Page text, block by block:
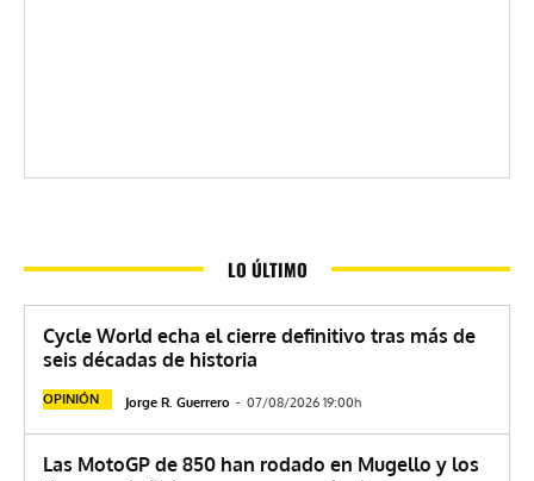
LO ÚLTIMO
Cycle World echa el cierre definitivo tras más de
seis décadas de historia
OPINIÓN Jorge R. Guerrero - 07/08/2026 19:00h
Las MotoGP de 850 han rodado en Mugello y los